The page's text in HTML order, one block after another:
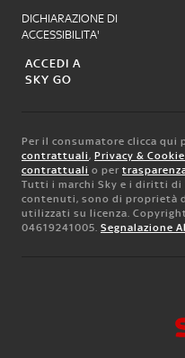
DICHIARAZIONE DI
ACCESSIBILITA'
ACCEDI A
SKY GO
Per il consumatore clicca qui
contrattuali, Privacy &
contrattuali o per
Tutti i marchi Sky e i diritti
contenuti, sono di proprietà
utilizzati su licenza.
04619241005. Segnalazione